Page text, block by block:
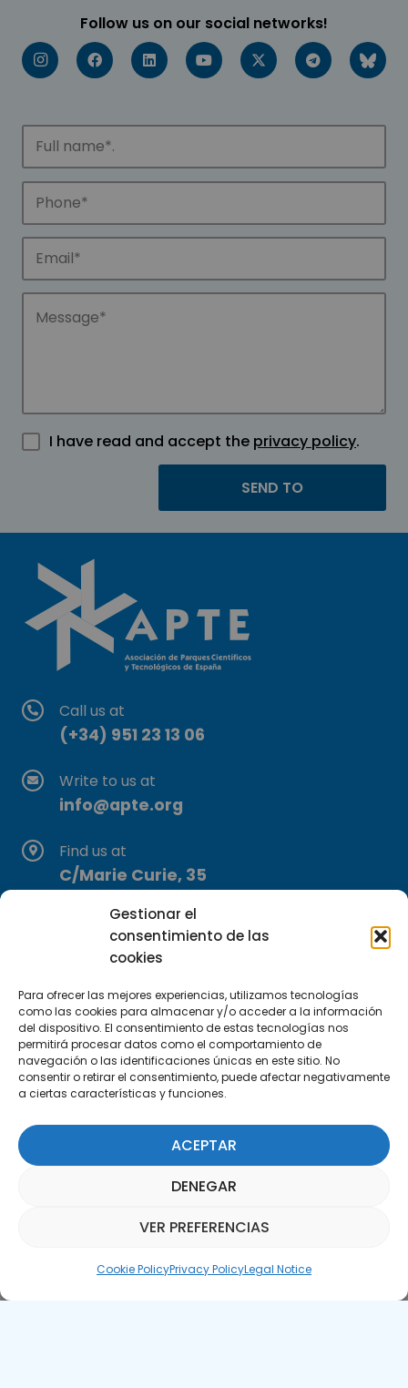
Gestionar el
consentimiento de las
cookies
Para ofrecer las mejores experiencias, utilizamos tecnologías
como las cookies para almacenar y/o acceder a la información
del dispositivo. El consentimiento de estas tecnologías nos
permitirá procesar datos como el comportamiento de
navegación o las identificaciones únicas en este sitio. No
consentir o retirar el consentimiento, puede afectar negativamente
a ciertas características y funciones.
ACEPTAR
DENEGAR
VER PREFERENCIAS
Cookie PolicyPrivacy PolicyLegal Notice
Follow us on our social networks!
I have read and accept the privacy policy.
Call us at
(+34) 951 23 13 06
Write to us at
info@apte.org
Find us at
C/Marie Curie, 35
Subscribe to our Newsletter
SUBSCRIBE HERE